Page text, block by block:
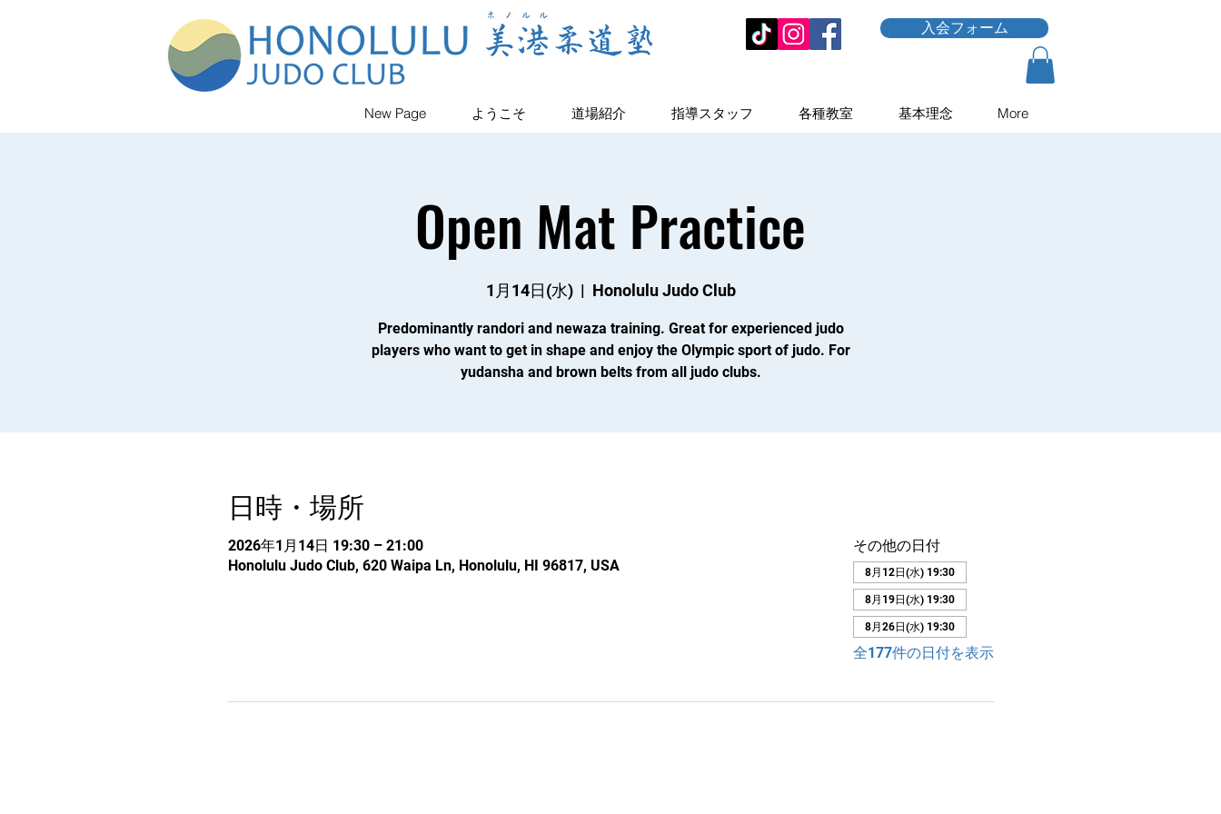
New Page ようこそ 道場紹介 指導スタッフ 各種教室 基本理念 More
入会フォーム
Open Mat Practice
1月14日(水)
  |
Honolulu Judo Club
Predominantly randori and newaza training. Great for experienced judo
players who want to get in shape and enjoy the Olympic sport of judo. For
yudansha and brown belts from all judo clubs.
日時・場所
2026年1月14日 19:30 – 21:00
Honolulu Judo Club, 620 Waipa Ln, Honolulu, HI 96817, USA
その他の日付
8月12日(水) 19:30
8月19日(水) 19:30
8月26日(水) 19:30
全177件の日付を表示